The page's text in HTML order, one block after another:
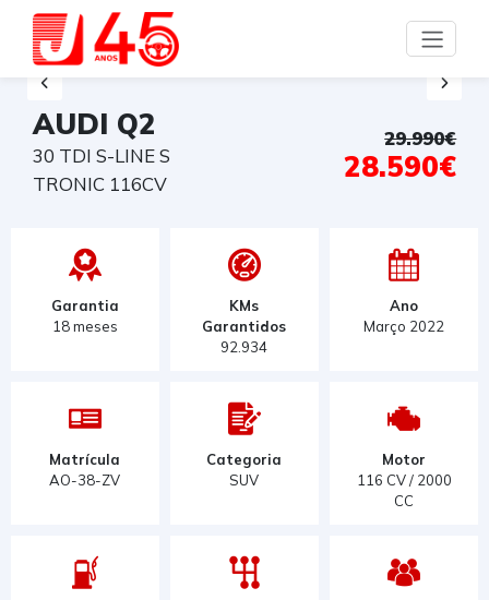
AUDI Q2
30 TDI S-LINE S
TRONIC 116CV
29.990€
28.590€
Garantia
18 meses
KMs
Garantidos
92.934
Ano
Março 2022
Matrícula
AO-38-ZV
Categoria
SUV
Motor
116 CV / 2000
CC